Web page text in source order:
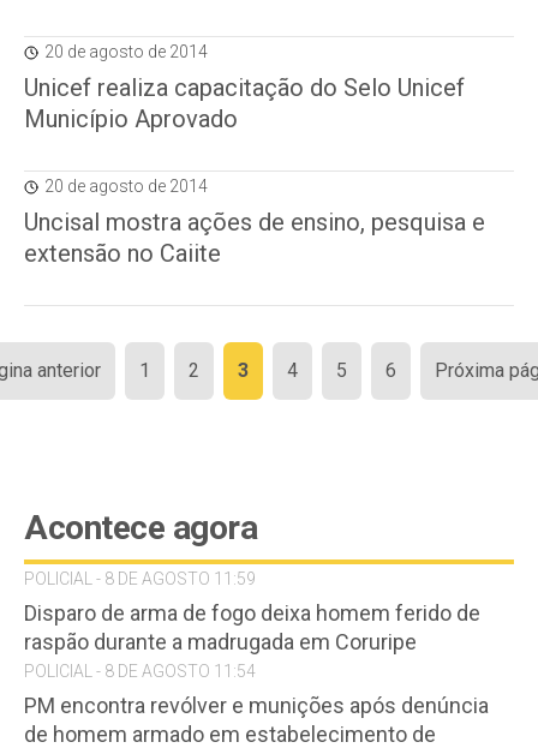
20 de agosto de 2014
Unicef realiza capacitação do Selo Unicef
Município Aprovado
20 de agosto de 2014
Uncisal mostra ações de ensino, pesquisa e
extensão no Caiite
Paginação
de
anterior 1 2 3 4 5 6 Próxima
Acontece agora
POLICIAL - 8 DE AGOSTO 11:59
Disparo de arma de fogo deixa homem ferido de
raspão durante a madrugada em Coruripe
POLICIAL - 8 DE AGOSTO 11:54
PM encontra revólver e munições após denúncia
de homem armado em estabelecimento de